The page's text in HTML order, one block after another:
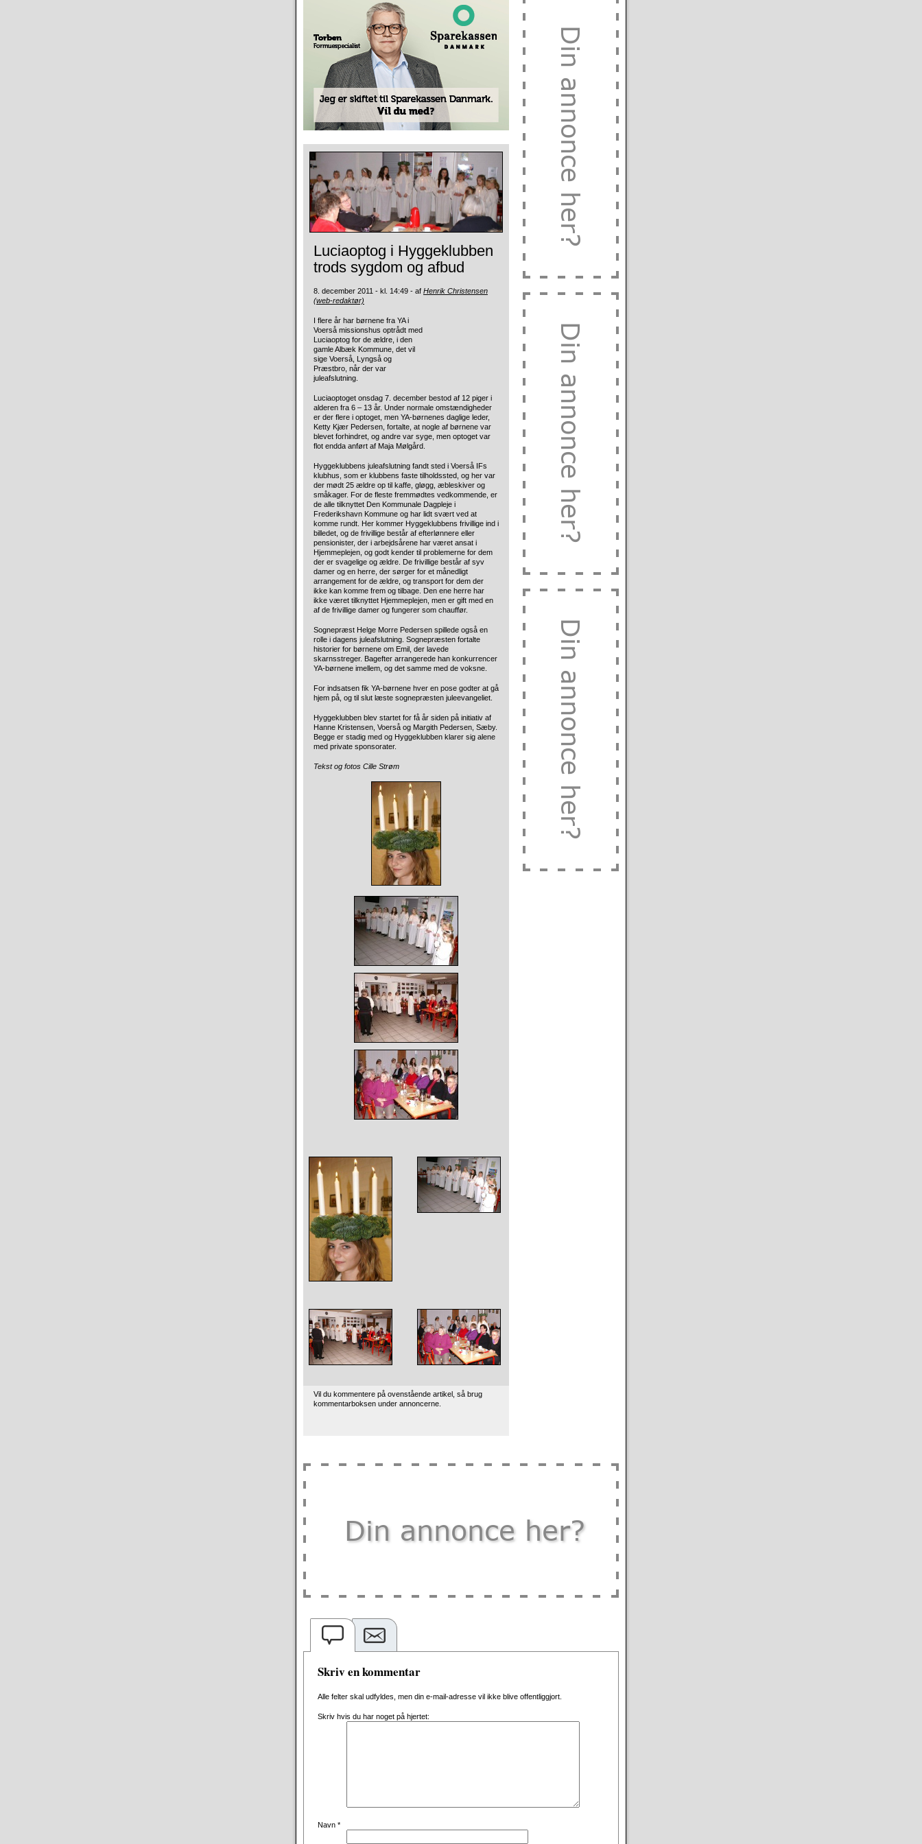
Luciaoptog i Hyggeklubben
trods sygdom og afbud
8. december 2011 - kl. 14:49 - af Henrik Christensen
(web-redaktør)
I flere år har børnene fra YA i
Voerså missionshus optrådt med
Luciaoptog for de ældre, i den
gamleAlbæk Kommune, det vil
sige Voerså, Lyngså og
Præstbro, når der var
juleafslutning.
Luciaoptoget onsdag 7. december bestod af 12 piger i
alderen fra 6 – 13 år. Under normale omstændigheder
er der flere i optoget, men YA-børnenes daglige leder,
Ketty Kjær Pedersen, fortalte, at nogle af børnene var
blevet forhindret, og andre var syge, men optoget var
flot endda anført af Maja Mølgård.
Hyggeklubbens juleafslutning fandt sted i Voerså IFs
klubhus, som er klubbens faste tilholdssted, og her var
der mødt 25 ældre op til kaffe, gløgg, æbleskiver og
småkager. For de fleste fremmødtes vedkommende, er
de alle tilknyttet Den Kommunale Dagpleje i
Frederikshavn Kommune og har lidt svært ved at
komme rundt. Her kommer Hyggeklubbens frivillige ind i
billedet, og de frivillige består af efterlønnere eller
pensionister, der i arbejdsårene har været ansat i
Hjemmeplejen, og godt kender til problemerne for dem
der er svagelige og ældre. De frivillige består af syv
damer og en herre, der sørger for et månedligt
arrangement for de ældre, og transport for dem der
ikke kan komme frem og tilbage. Den ene herre har
ikke været tilknyttet Hjemmeplejen, men er gift med en
af de frivillige damer og fungerer som chauffør.
Sognepræst Helge Morre Pedersen spillede også en
rolle i dagens juleafslutning. Sognepræsten fortalte
historier for børnene om Emil, der lavede
skarnsstreger. Bagefter arrangerede han konkurrencer
YA-børnene imellem, og det samme med de voksne.
For indsatsen fik YA-børnene hver en pose godter at gå
hjem på, og til slut læste sognepræsten juleevangeliet.
Hyggeklubben blev startet for få år siden på initiativ af
Hanne Kristensen, Voerså og Margith Pedersen, Sæby.
Begge er stadig med og Hyggeklubben klarer sig alene
med private sponsorater.
Tekst og fotos Cille Strøm
Vil du kommentere på ovenstående artikel, så brug
kommentarboksen under annoncerne.
Skriv en kommentar
Alle felter skal udfyldes, men din e-mail-adresse vil ikke blive offentliggjort.
Skriv hvis du har noget på hjertet:
Navn *